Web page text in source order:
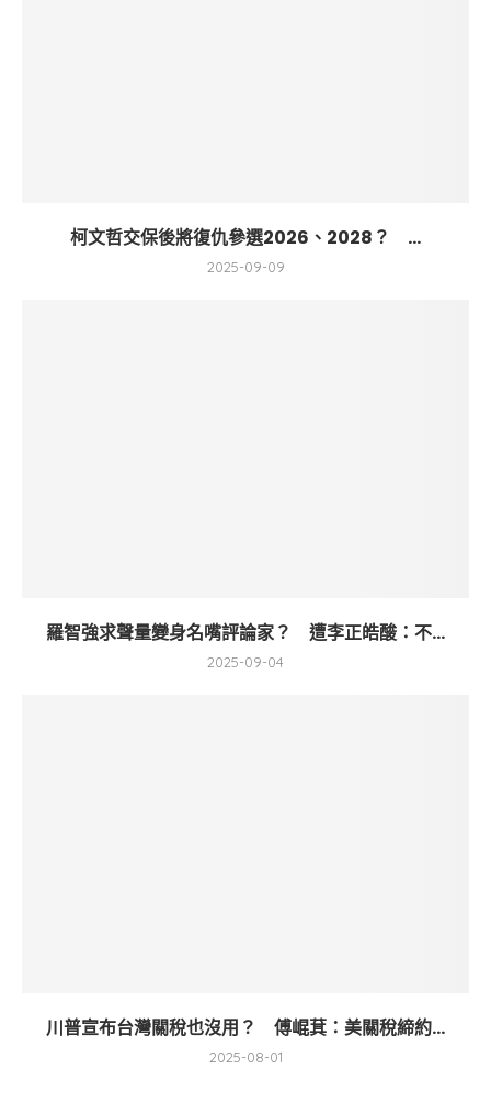
柯文哲交保後將復仇參選2026、2028？ ...
2025-09-09
羅智強求聲量變身名嘴評論家？ 遭李正皓酸：不...
2025-09-04
川普宣布台灣關稅也沒用？ 傅崐萁：美關稅締約...
2025-08-01